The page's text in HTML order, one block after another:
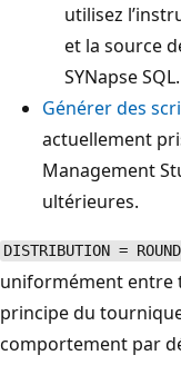
utilisez
et la source
SYNapse SQL.
Générer des
actuellement
Management
ultérieures.
DISTRIBUTION =
uniformément entre
principe du
comportement par